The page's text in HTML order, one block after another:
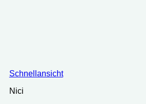
Schnellansicht
Nici